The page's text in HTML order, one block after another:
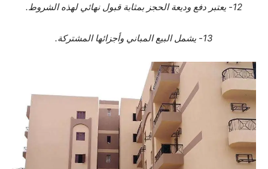
12- يعتبر دفع وديعة الحجز بمثابة قبول نهائي لهذه الشروط.
13- يشمل البيع المباني وأجزائها المشتركة.